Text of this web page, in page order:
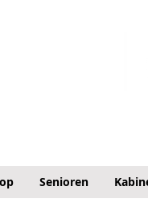
Senioren